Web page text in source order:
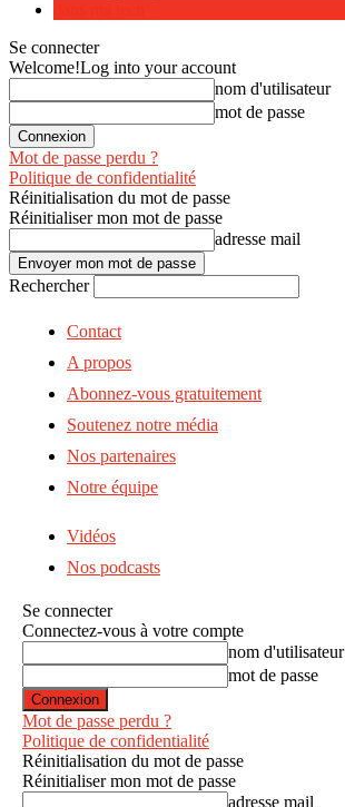
Se connecter
Welcome!Log into your account
nom d'utilisateur
mot de passe
Mot de passe perdu ?
Politique de confidentialité
Réinitialisation du mot de passe
Réinitialiser mon mot de passe
adresse mail
Rechercher
Contact
A propos
Abonnez-vous gratuitement
Soutenez notre média
Nos partenaires
Notre équipe
Vidéos
Nos podcasts
Se connecter
Connectez-vous à votre compte
nom d'utilisateur
mot de passe
Mot de passe perdu ?
Politique de confidentialité
Réinitialisation du mot de passe
Réinitialiser mon mot de passe
adresse mail